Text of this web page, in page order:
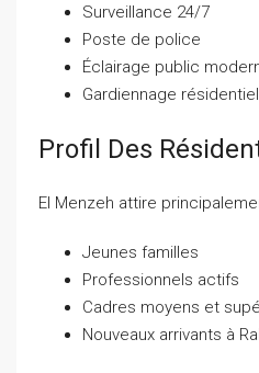
Surveillance 24/7
Poste de police
Éclairage public
Gardiennage résidentiel
Profil Des
El Menzeh attire
Jeunes familles
Professionnels actifs
Cadres moyens et
Nouveaux arrivants à